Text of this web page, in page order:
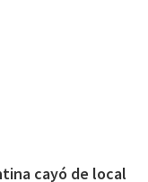
cayó de local